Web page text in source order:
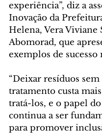
experiência”, diz a
Inovação da
Helena, Vera Viviane
Abomorad, que
exemplos de sucesso
“Deixar resíduos sem
tratamento custa
tratá-los, e o papel
continua a ser
para promover